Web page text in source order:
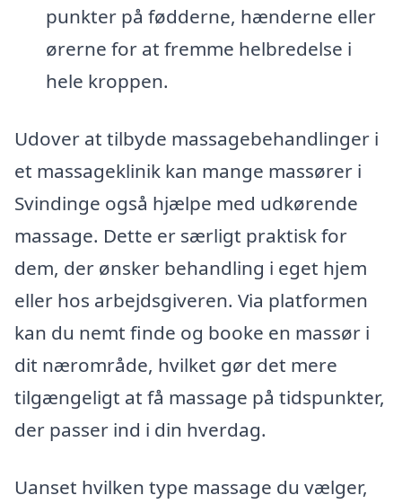
punkter på fødderne, hænderne eller
ørerne for at fremme helbredelse i
hele kroppen.
Udover at tilbyde massagebehandlinger i
et massageklinik kan mange massører i
Svindinge også hjælpe med udkørende
massage. Dette er særligt praktisk for
dem, der ønsker behandling i eget hjem
eller hos arbejdsgiveren. Via platformen
kan du nemt finde og booke en massør i
dit nærområde, hvilket gør det mere
tilgængeligt at få massage på tidspunkter,
der passer ind i din hverdag.
Uanset hvilken type massage du vælger,